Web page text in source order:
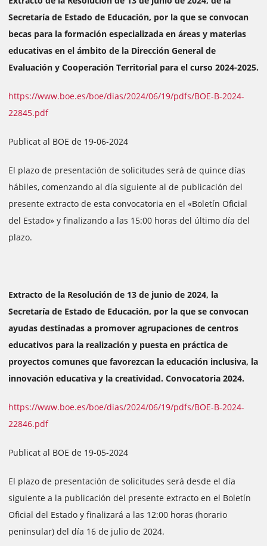
Secretaría de Estado de Educación, por la que se convocan
becas para la formación especializada en áreas y materias
educativas en el ámbito de la Dirección General de
Evaluación y Cooperación Territorial para el curso 2024-2025.
https://www.boe.es/boe/dias/2024/06/19/pdfs/BOE-B-2024-
22845.pdf
Publicat al BOE de 19-06-2024
El plazo de presentación de solicitudes será de quince días
hábiles, comenzando al día siguiente al de publicación del
presente extracto de esta convocatoria en el «Boletín Oficial
del Estado» y finalizando a las 15:00 horas del último día del
plazo.
Extracto de la Resolución de 13 de junio de 2024, la
Secretaría de Estado de Educación, por la que se convocan
ayudas destinadas a promover agrupaciones de centros
educativos para la realización y puesta en práctica de
proyectos comunes que favorezcan la educación inclusiva, la
innovación educativa y la creatividad. Convocatoria 2024.
https://www.boe.es/boe/dias/2024/06/19/pdfs/BOE-B-2024-
22846.pdf
Publicat al BOE de 19-05-2024
El plazo de presentación de solicitudes será desde el día
siguiente a la publicación del presente extracto en el Boletín
Oficial del Estado y finalizará a las 12:00 horas (horario
peninsular) del día 16 de julio de 2024.